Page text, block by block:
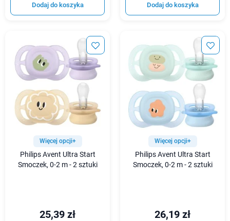
Dodaj do koszyka Dodaj do koszyka
Więcej opcji+
Philips Avent Ultra Start
Smoczek, 0-2 m - 2 sztuki
25,39 zł
Więcej opcji+
Philips Avent Ultra Start
Smoczek, 0-2 m - 2 sztuki
26,19 zł